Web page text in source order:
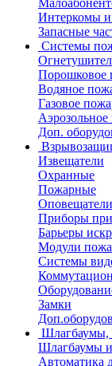
Интеркомы и
Запасные
Системы
Порошковое
Водяное
Газовое
Доп.
Извещатели
Охранные
Пожарные
Оповещатели
Приборы
Барьеры
Модули
Системы
Замки
Шлагбаумы,
Шлагбаумы
Автоматика